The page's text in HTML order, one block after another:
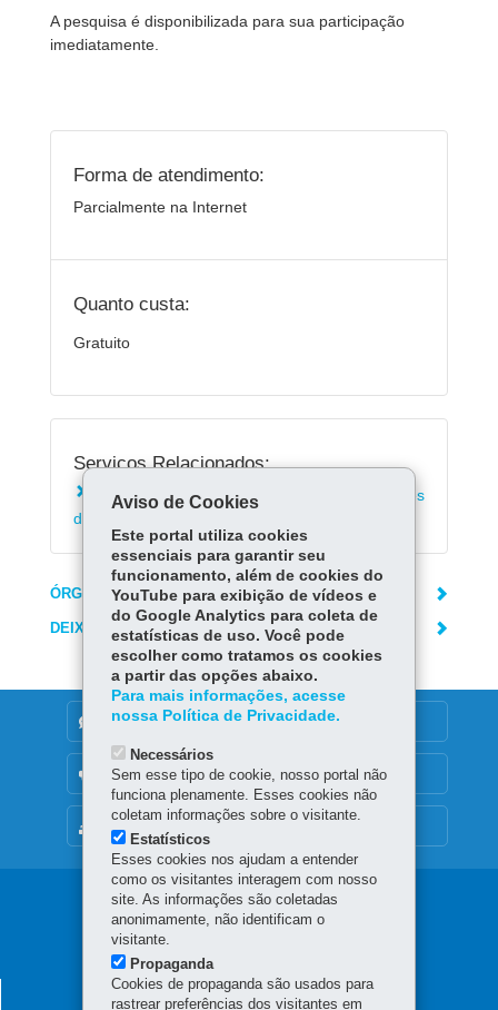
A pesquisa é disponibilizada para sua participação
imediatamente.
Forma de atendimento:
Parcialmente na Internet
Quanto custa:
Gratuito
Serviços Relacionados:
Consultar telefones das delegacias e unidades
da Polícia Civil
ÓRGÃO RESPONSÁVEL
DEIXE SUA OPINIÃO
DENUNCIE CORRUPÇÃO
OUVIDORIA
Navegação
principal
AGÊNCIA DO MIGRANTE
Aviso de Cookies
Este portal utiliza cookies
essenciais para garantir seu
funcionamento, além de cookies do
YouTube para exibição de vídeos e
do Google Analytics para coleta de
estatísticas de uso. Você pode
escolher como tratamos os cookies
a partir das opções abaixo.
Para mais informações, acesse
nossa Política de Privacidade.
Necessários
Sem esse tipo de cookie, nosso portal não
funciona plenamente. Esses cookies não
coletam informações sobre o visitante.
Estatísticos
Esses cookies nos ajudam a entender
como os visitantes interagem com nosso
site. As informações são coletadas
anonimamente, não identificam o
visitante.
Propaganda
Cookies de propaganda são usados para
rastrear preferências dos visitantes em